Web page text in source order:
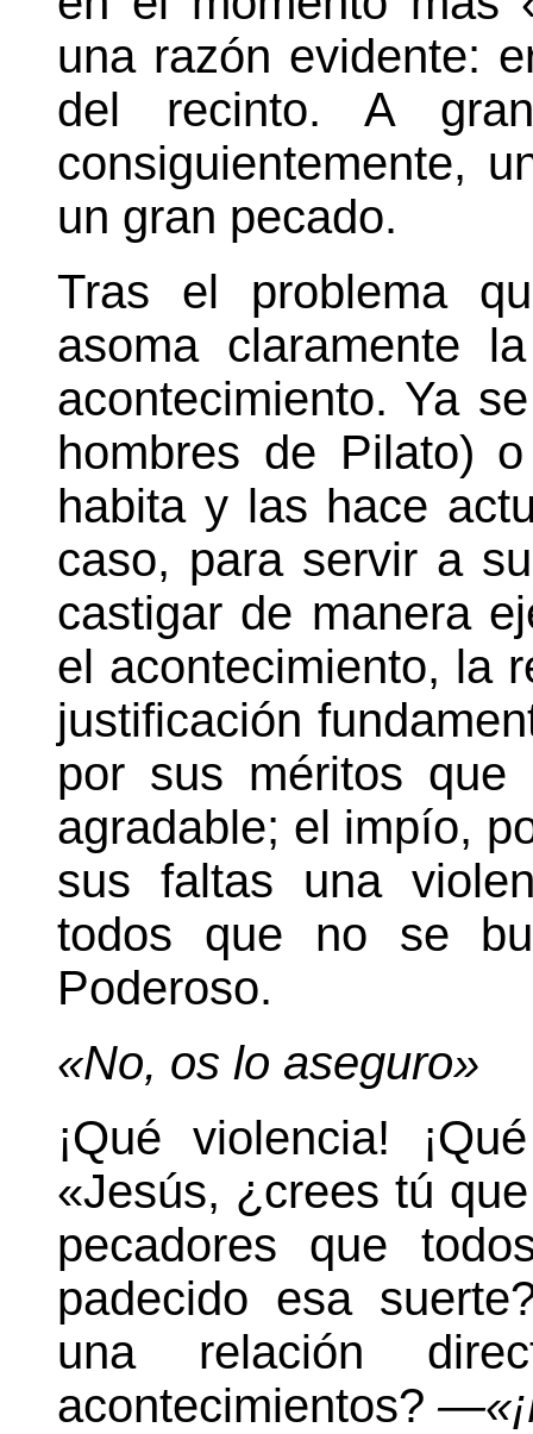
una razón evidente:
del recinto. A
consiguientemente,
un gran pecado.
Tras el problema
asoma claramente
acontecimiento. Ya
hombres de Pilato)
habita y las hace
caso, para servir a
castigar de manera
el acontecimiento, la
justificación
por sus méritos
agradable; el impío,
sus faltas una vio
todos que no se
Poderoso.
«No, os lo aseguro»
¡Qué violencia!
«Jesús, ¿crees tú
pecadores que
padecido esa
una relación
acontecimientos?